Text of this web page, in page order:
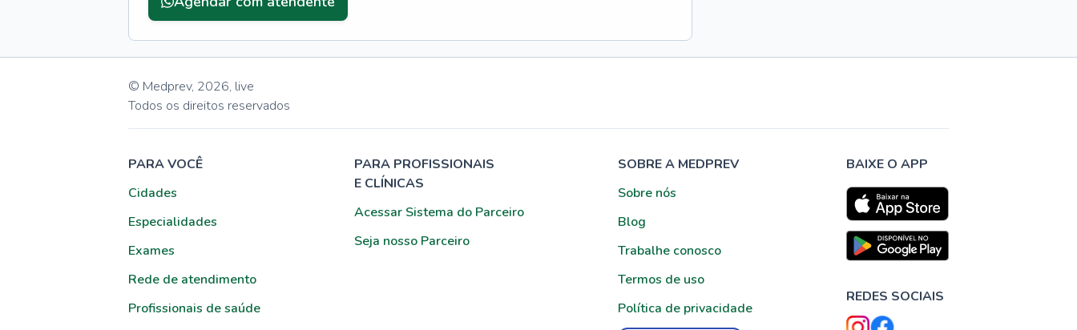
© Medprev, 2026, live
Todos os direitos reservados
PARA VOCÊ
Cidades
Especialidades
Exames
Rede de atendimento
Profissionais de saúde
PARA PROFISSIONAIS
E CLÍNICAS
Acessar Sistema do Parceiro
Seja nosso Parceiro
SOBRE A MEDPREV
Sobre nós
Blog
Trabalhe conosco
Termos de uso
Política de privacidade
BAIXE O APP
REDES SOCIAIS